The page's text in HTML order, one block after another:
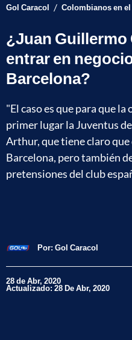
Gol Caracol / Colombianos en
¿Juan
entrar en
Barcelona?
"El caso es que para que
primer lugar la Juventus
Arthur, que tiene claro que
Barcelona, pero también
pretensiones del club
Por: Gol Caracol
28 de Abr, 2020
Actualizado: 28 De Abr, 2020